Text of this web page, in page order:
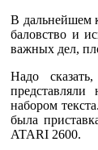
В дальнейшем
баловство и
важных дел,
Надо
набором
была
ATARI 2600.